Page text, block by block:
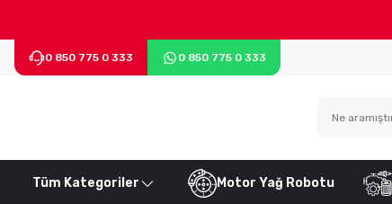
0 850 775 0 333 0 850 775 0 333
Tüm Kategoriler Motor Yağ Robotu